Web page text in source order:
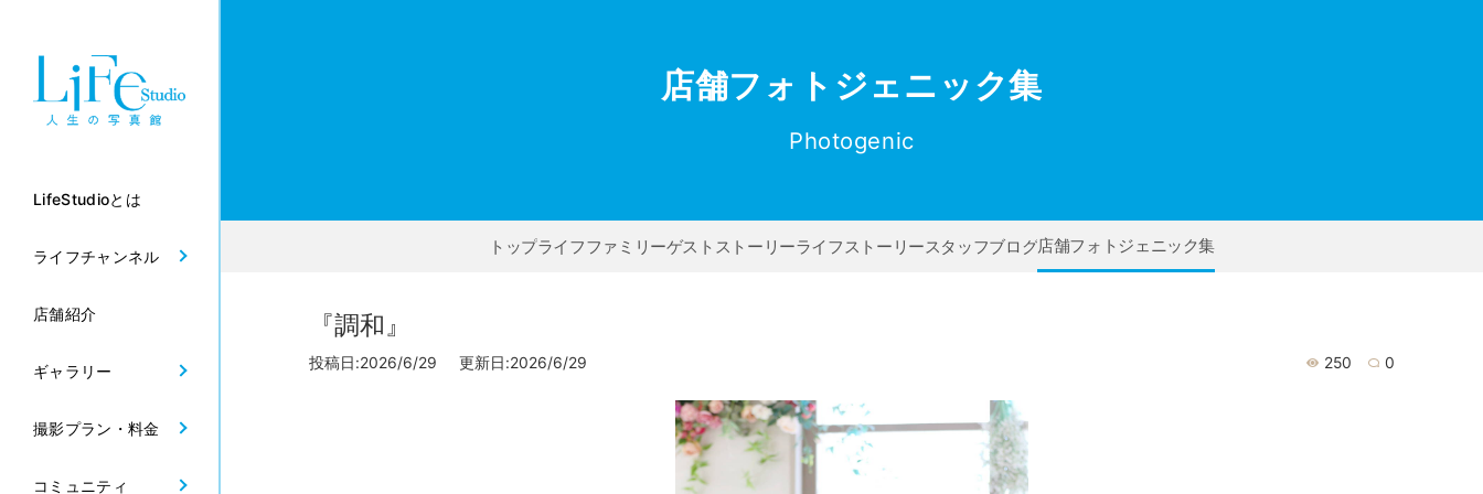
LifeStudioとは
ライフチャンネル
店舗紹介
ギャラリー
撮影プラン・料金
コミュニティ
店舗フォトジェニック集
Photogenic
トップライフファミリーゲストストーリーライフストーリースタッフブログ店舗フォトジェニック集
『調和』
投稿日:2026/6/29 更新日:2026/6/29 250 0